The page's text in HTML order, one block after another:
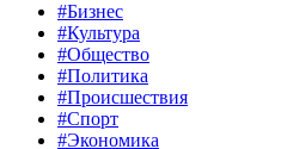
#Бизнес
#Культура
#Общество
#Политика
#Происшествия
#Спорт
#Экономика